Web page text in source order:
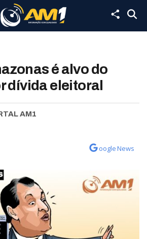
é alvo do
dívida eleitoral
AM1
oogle News